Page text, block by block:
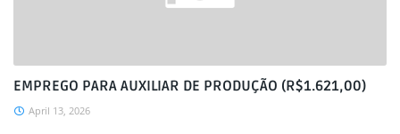
EMPREGO PARA AUXILIAR DE PRODUÇÃO (R$1.621,00)
April 13, 2026